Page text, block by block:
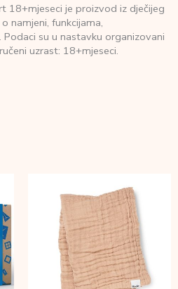
18+mjeseci je proizvod iz dječijeg
namjeni, funkcijama,
su u nastavku organizovani
uzrast: 18+mjeseci.